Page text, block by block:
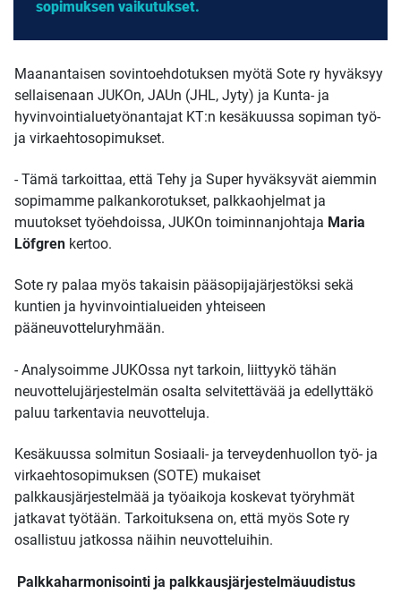
sopimuksen vaikutukset.
Maanantaisen sovintoehdotuksen myötä Sote ry hyväksyy
sellaisenaan JUKOn, JAUn (JHL, Jyty) ja Kunta- ja
hyvinvointialuetyönantajat KT:n kesäkuussa sopiman työ-
ja virkaehtosopimukset.
- Tämä tarkoittaa, että Tehy ja Super hyväksyvät aiemmin
sopimamme palkankorotukset, palkkaohjelmat ja
muutokset työehdoissa, JUKOn toiminnanjohtaja Maria
Löfgren kertoo.
Sote ry palaa myös takaisin pääsopijajärjestöksi sekä
kuntien ja hyvinvointialueiden yhteiseen
pääneuvotteluryhmään.
- Analysoimme JUKOssa nyt tarkoin, liittyykö tähän
neuvottelujärjestelmän osalta selvitettävää ja edellyttäkö
paluu tarkentavia neuvotteluja.
Kesäkuussa solmitun Sosiaali- ja terveydenhuollon työ- ja
virkaehtosopimuksen (SOTE) mukaiset
palkkausjärjestelmää ja työaikoja koskevat työryhmät
jatkavat työtään. Tarkoituksena on, että myös Sote ry
osallistuu jatkossa näihin neuvotteluihin.
Palkkaharmonisointi ja palkkausjärjestelmäuudistus